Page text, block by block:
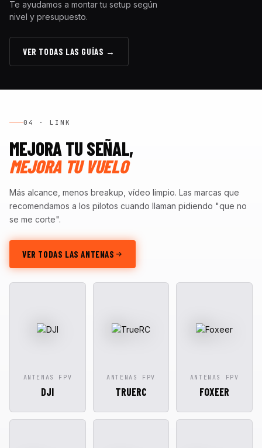
Te ayudamos a montar tu setup según
nivel y presupuesto.
VER TODAS LAS GUÍAS →
04 · LINK
MEJORA TU SEÑAL,
MEJORA TU VUELO
Más alcance, menos breakup, vídeo limpio. Las marcas que
recomendamos a los pilotos cuando llaman pidiendo "que no
se me corte".
VER TODAS LAS ANTENAS
ANTENAS FPV
DJI
ANTENAS FPV
TRUERC
ANTENAS FPV
FOXEER